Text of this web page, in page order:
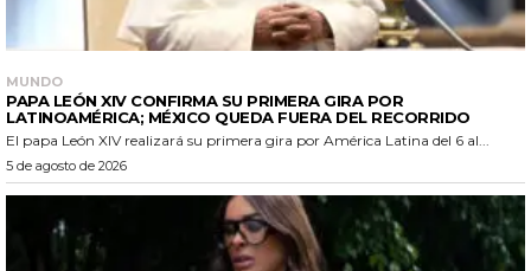
MUNDO
PAPA LEÓN XIV CONFIRMA SU PRIMERA GIRA POR
LATINOAMÉRICA; MÉXICO QUEDA FUERA DEL RECORRIDO
El papa León XIV realizará su primera gira por América Latina del 6 al...
5 de agosto de 2026